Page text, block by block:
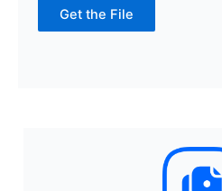
Get the File